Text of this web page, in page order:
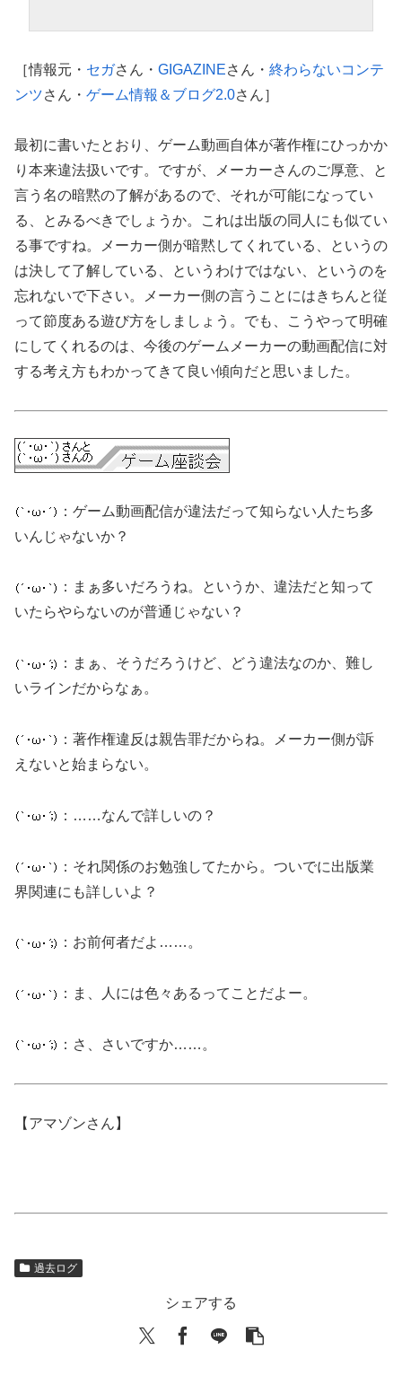
［情報元・ セガさん・ GIGAZINEさん・ 終わらないコンテ
ンツさん・ ゲーム情報＆ブログ2.0さん］
最初に書いたとおり、ゲーム動画自体が著作権にひっかか
り本来違法扱いです。ですが、メーカーさんのご厚意、と
言う名の暗黙の了解があるので、それが可能になってい
る、とみるべきでしょうか。これは出版の同人にも似てい
る事ですね。メーカー側が暗黙してくれている、というの
は決して了解している、というわけではない、というのを
忘れないで下さい。メーカー側の言うことにはきちんと従
って節度ある遊び方をしましょう。でも、こうやって明確
にしてくれるのは、今後のゲームメーカーの動画配信に対
する考え方もわかってきて良い傾向だと思いました。
：ゲーム動画配信が違法だって知らない人たち多
いんじゃないか？
：まぁ多いだろうね。というか、違法だと知って
いたらやらないのが普通じゃない？
：まぁ、そうだろうけど、どう違法なのか、難し
いラインだからなぁ。
：著作権違反は親告罪だからね。メーカー側が訴
えないと始まらない。
：……なんで詳しいの？
：それ関係のお勉強してたから。ついでに出版業
界関連にも詳しいよ？
：お前何者だよ……。
：ま、人には色々あるってことだよー。
：さ、さいですか……。
【アマゾンさん】
過去ログ
シェアする